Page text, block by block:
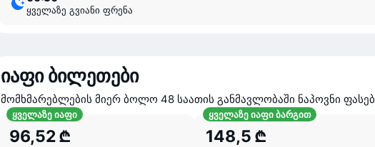
ყველაზე გვიანი ფრენა
იაფი ბილეთები
მომხმარებლების მიერ ბოლო 48 საათის განმავლობაში ნაპოვნი
ყველაზე იაფი
96,52 ₾
ყველაზე იაფი ბარგით
148,5 ₾